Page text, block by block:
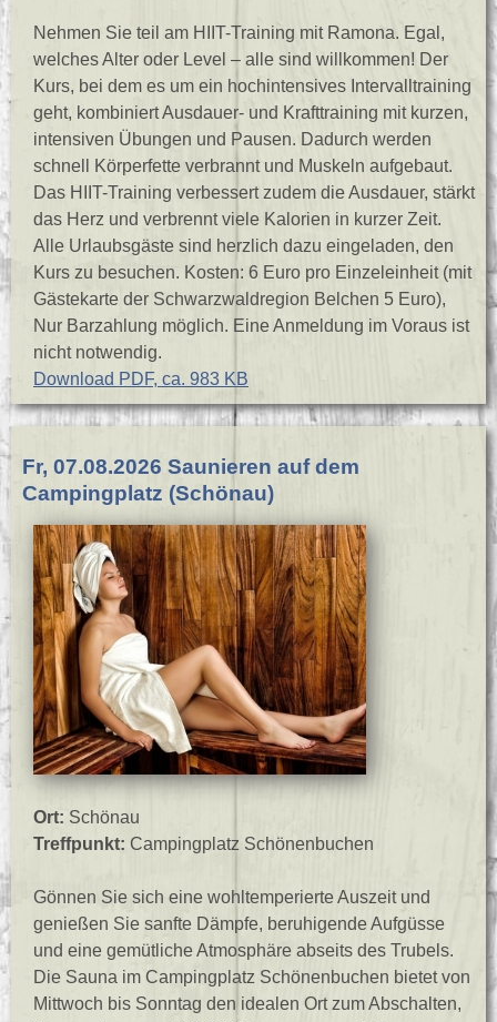
Nehmen Sie teil am HIIT-Training mit Ramona. Egal,
welches Alter oder Level – alle sind willkommen! Der
Kurs, bei dem es um ein hochintensives Intervalltraining
geht, kombiniert Ausdauer- und Krafttraining mit kurzen,
intensiven Übungen und Pausen. Dadurch werden
schnell Körperfette verbrannt und Muskeln aufgebaut.
Das HIIT-Training verbessert zudem die Ausdauer, stärkt
das Herz und verbrennt viele Kalorien in kurzer Zeit.
Alle Urlaubsgäste sind herzlich dazu eingeladen, den
Kurs zu besuchen. Kosten: 6 Euro pro Einzeleinheit (mit
Gästekarte der Schwarzwaldregion Belchen 5 Euro),
Nur Barzahlung möglich. Eine Anmeldung im Voraus ist
nicht notwendig.
Download PDF, ca. 983 KB
Fr, 07.08.2026 Saunieren auf dem
Campingplatz (Schönau)
Ort: Schönau
Treffpunkt: Campingplatz Schönenbuchen
Gönnen Sie sich eine wohltemperierte Auszeit und
genießen Sie sanfte Dämpfe, beruhigende Aufgüsse
und eine gemütliche Atmosphäre abseits des Trubels.
Die Sauna im Campingplatz Schönenbuchen bietet von
Mittwoch bis Sonntag den idealen Ort zum Abschalten,